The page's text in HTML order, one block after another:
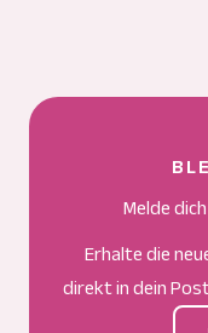
Melde
Erhalte die
direkt in dein